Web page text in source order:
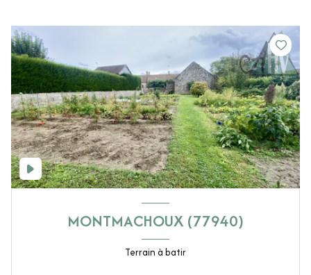
MONTMACHOUX (77940)
Terrain à batir